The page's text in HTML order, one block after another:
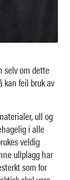
selv om dette
kan feil bruk av
ull og
i alle
veldig
ullplagg har
som for